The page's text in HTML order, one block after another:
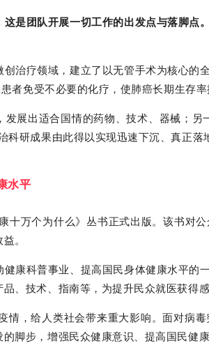
是团队开展一切工作的出发点与落脚点。
治疗领域，建立了以无管手术为核心
者免受不必要的化疗，使肺癌长期生存率
发展出适合国情的药物、技术、器械；
研成果由此得以实现迅速下沉、真正落
水平
十万个为什么》丛书正式出版。该书对
。
康科普事业、提高国民身体健康水平
、技术、指南等，为提升民众就医获得
情，给人类社会带来重大影响。面对病
脚步，增强民众健康意识、提高国民健